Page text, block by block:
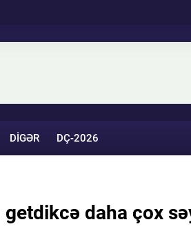
DIGƏR DÇ-2026
daha çox